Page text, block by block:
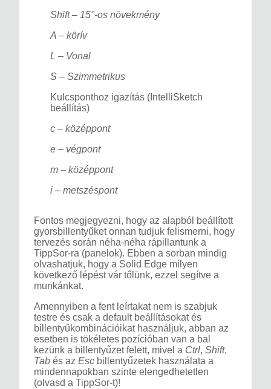
Shift – 15°-os növekmény
A – körív
L – Vonal
S – Szimmetrikus
Kulcsponthoz igazítás (IntelliSketch
beállítás)
c – középpont
e – végpont
m – középpont
i – metszéspont
Fontos megjegyezni, hogy az alapból beállított
gyorsbillentyűket onnan tudjuk felismerni, hogy
tervezés során néha-néha rápillantunk a
TippSor-ra (panelok). Ebben a sorban mindig
olvashatjuk, hogy a Solid Edge milyen
következő lépést vár tőlünk, ezzel segítve a
munkánkat.
Amennyiben a fent leírtakat nem is szabjuk
testre és csak a default beállításokat és
billentyűkombinációikat használjuk, abban az
esetben is tökéletes pozícióban van a bal
kezünk a billentyűzet felett, mivel a Ctrl, Shift,
Tab és az Esc billentyűzetek használata a
mindennapokban szinte elengedhetetlen
(olvasd a TippSor-t)!